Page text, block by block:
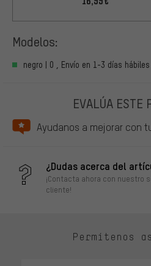
Modelos:
negro | 0 , Envío en 1-3 días hábiles
EVALÚA ESTE
Ayudanos a mejorar con
¿Dudas acerca del
¡Contacta ahora con nuestro
cliente!
Permítenos